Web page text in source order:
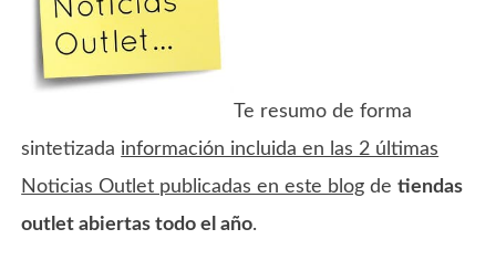
Te resumo de forma
sintetizada información incluida en las 2 últimas
Noticias Outlet publicadas en este blog detiendas
outlet abiertas todo el año.